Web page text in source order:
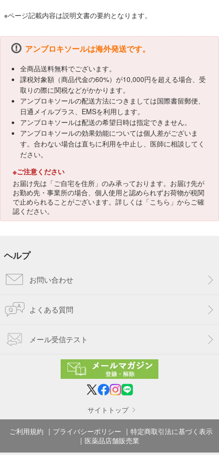
※ページ記載内容は説明文書の要約となります。
アンブロキソールは海外発送です。
全商品送料無料でございます。
課税対象額（商品代金の60%）が10,000円を超える場合、受
取りの際に関税などがかかります。
アンブロキソールの配送方法につきましては国際書留郵便、
日通メイルプラス、EMSを利用します。
アンブロキソールは配送の希望日時は指定できません。
アンブロキソールの効果効能については個人差がございま
す。合わない場合は直ちに利用を中止し、医師に相談してく
ださい。
※ご注意ください
お届け先は「ご自宅を住所」のみ承っております。お届け先が
お勤め先・事業所の場合、個人使用と認められずお荷物が税関
で止められることがございます。詳しくは「こちら 」からご確
認ください。
ヘルプ
お問い合わせ
よくある質問
メール受信テスト
サイトトップ
ご利用規約 プライバシーポリシー
特定商取引法に基づく表示
医薬品店舗販売業